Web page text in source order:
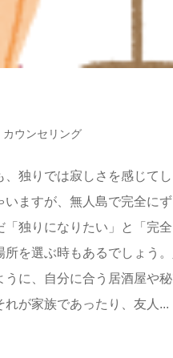
カウンセリング
、独りでは寂しさを感じて
ますが、無人島で完全に
独りになりたい」と「完
所を選ぶ時もあるでしょう
に、自分に合う居酒屋や
が家族であったり、友人...